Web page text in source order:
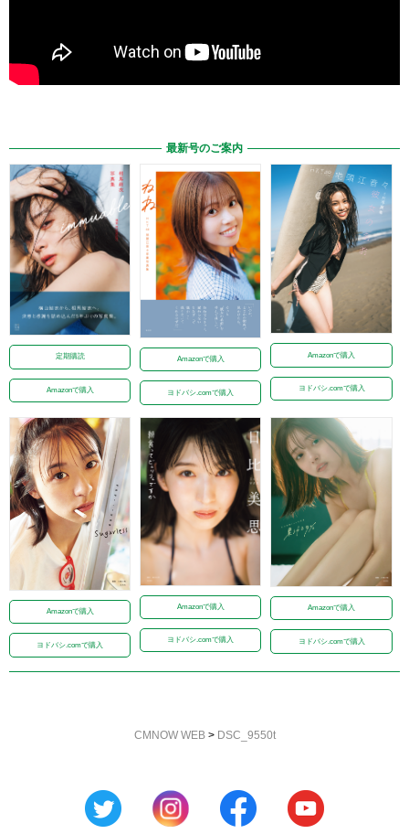
最新号のご案内
定期購読
Amazonで購入
Amazonで購入
ヨドバシ.comで購入
Amazonで購入
ヨドバシ.comで購入
Amazonで購入
ヨドバシ.comで購入
Amazonで購入
ヨドバシ.comで購入
Amazonで購入
ヨドバシ.comで購入
CMNOW WEB> DSC_9550t